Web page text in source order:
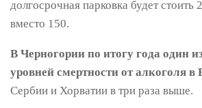
долгосрочная парковка будет стоить
вместо 150.
В Черногории по итогу года один
уровней смертности от алкоголя в
Сербии и Хорватии в три раза выше.